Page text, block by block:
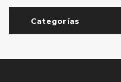
Categorías